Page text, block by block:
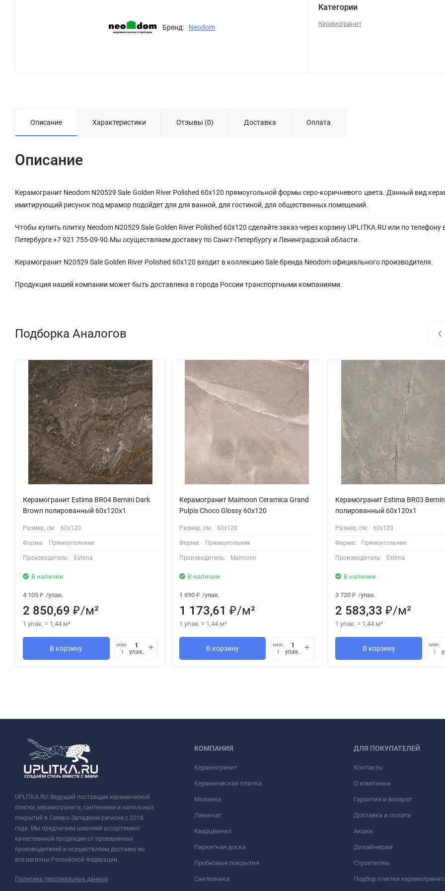
Бренд: Neodom
Категории
Керамогранит
Описание Характеристики Отзывы (0) Доставка Оплата
Описание
Керамогранит Neodom N20529 Sale Golden River Polished 60x120 прямоугольной формы серо-коричневого цвета. Данный вид
имитирующий рисунок под мрамор подойдет для для ванной, для гостиной, для общественных помещений.
Чтобы купить плитку Neodom N20529 Sale Golden River Polished 60x120 сделайте заказ через корзину UPLITKA.RU или по телефону
Петербурге +7 921 755-09-90.Мы осуществляем доставку по Санкт-Петербургу и Ленинградской области.
Керамогранит N20529 Sale Golden River Polished 60x120 входит в коллекцию Sale бренда Neodom официального производителя.
Продукция нашей компании может быть доставлена в города России транспортными компаниями.
Подборка Аналогов
Керамогранит Estima BR04 Bernini Dark
Brown полированный 60x120x1
Размер, см: 60х120
Форма: Прямоугольник
Производитель: Estima
В наличии
4 105 ₽ /упак.
2 850,69 ₽/м²
1 упак. = 1,44 м²
В корзину
мин.
1
упак.
Керамогранит Maimoon Ceramica Grand
Pulpis Choco Glossy 60х120
Размер, см: 60х120
Форма: Прямоугольник
Производитель: Maimoon
В наличии
1 690 ₽ /упак.
1 173,61 ₽/м²
1 упак. = 1,44 м²
В корзину
мин.
1
упак.
Керамогранит Estima BR03
полированный 60x120x1
Размер, см: 60х120
Форма: Прямоугольник
Производитель: Estima
В наличии
3 720 ₽ /упак.
2 583,33 ₽/м²
1 упак. = 1,44 м²
В корзину
мин.
1
‹
UPLITKA.RU: Ведущий поставщик керамической
плитки, керамогранита, сантехники и напольных
покрытий в Северо-Западном регионе с 2018
года. Мы предлагаем широкий ассортимент
качественной продукции от проверенных
производителей и осуществляем доставку во
все регионы Российской Федерации.
Политика персональных данных
КОМПАНИЯ
Керамогранит
Керамическая плитка
Мозаика
Ламинат
Кварцвинил
Паркетная доска
Пробковые покрытия
Сантехника
ДЛЯ ПОКУПАТЕЛЕЙ
Контакты
О компании
Гарантия и возврат
Доставка и оплата
Акции
Дизайнерам
Строителям
Подбор плитки